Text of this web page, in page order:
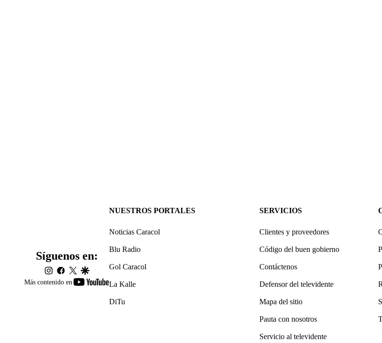
Más contenido en
youtube-
Síguenos en:
instagram
facebook
twittergoogle
NUESTROS PORTALES
Noticias Caracol
Blu Radio
Gol Caracol
La Kalle
DiTu
SERVICIOS
Clientes y proveedores
Código del buen gobierno
Contáctenos
Defensor del televidente
Mapa del sitio
Pauta con nosotros
Servicio al televidente